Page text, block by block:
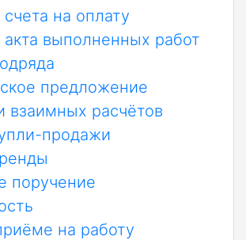
счета на оплату
акта выполненных работ
предложение
взаимных расчётов
продажи
поручение
на работу